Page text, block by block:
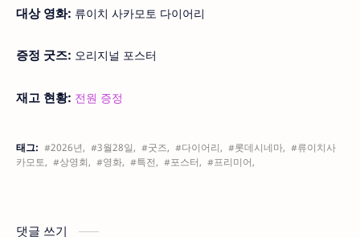
대상 영화: 류이치 사카모토 다이어리
증정 굿즈: 오리지널 포스터
재고 현황: 전원 증정
태그: #2026년, #3월28일, #굿즈, #다이어리, #롯데시네마, #류이치사
카모토, #상영회, #영화, #특전, #포스터, #프리미어,
댓글 쓰기